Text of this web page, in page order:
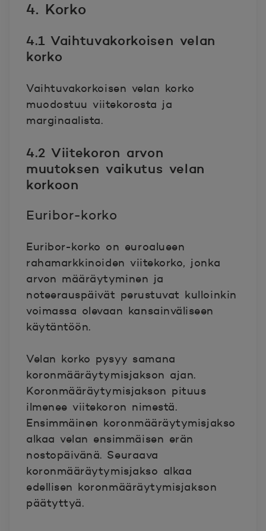
4. Korko
4.1 Vaihtuvakorkoisen velan
korko
Vaihtuvakorkoisen velan korko
muodostuu viitekorosta ja
marginaalista.
4.2 Viitekoron arvon
muutoksen vaikutus velan
korkoon
Euribor-korko
Euribor-korko on euroalueen
rahamarkkinoiden viitekorko, jonka
arvon määräytyminen ja
noteerauspäivät perustuvat kulloinkin
voimassa olevaan kansainväliseen
käytäntöön.
Velan korko pysyy samana
koronmääräytymisjakson ajan.
Koronmääräytymisjakson pituus
ilmenee viitekoron nimestä.
Ensimmäinen koronmääräytymisjakso
alkaa velan ensimmäisen erän
nostopäivänä. Seuraava
koronmääräytymisjakso alkaa
edellisen koronmääräytymisjakson
päätyttyä.